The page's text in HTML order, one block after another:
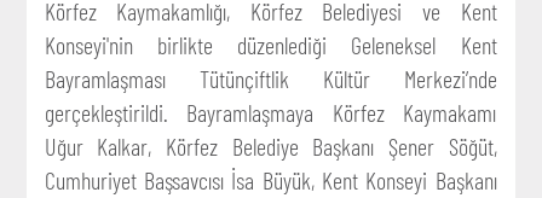
Körfez Kaymakamlığı, Körfez Belediyesi ve Kent
Konseyi'nin birlikte düzenlediği Geleneksel Kent
Bayramlaşması Tütünçiftlik Kültür Merkezi’nde
gerçekleştirildi. Bayramlaşmaya Körfez Kaymakamı
Uğur Kalkar, Körfez Belediye Başkanı Şener Söğüt,
Cumhuriyet Başsavcısı İsa Büyük, Kent Konseyi Başkanı